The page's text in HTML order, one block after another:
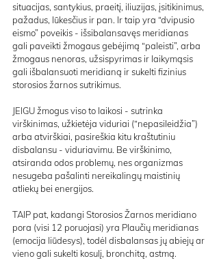
situacijas, santykius, praeitį, iliuzijas, įsitikinimus,
pažadus, lūkesčius ir pan. Ir taip yra “dvipusio
eismo” poveikis - išsibalansavęs meridianas
gali paveikti žmogaus gebėjimą “paleisti”, arba
žmogaus nenoras, užsispyrimas ir laikymąsis
gali išbalansuoti meridianą ir sukelti fizinius
storosios žarnos sutrikimus.
JEIGU žmogus viso to laikosi - sutrinka
virškinimas, užkietėja viduriai (“nepasileidžia”)
arba atvirškiai, pasireškia kitu kraštutiniu
disbalansu - viduriavimu. Be virškinimo,
atsiranda odos problemų, nes organizmas
nesugeba pašalinti nereikalingų maistinių
atliekų bei energijos.
TAIP pat, kadangi Storosios Žarnos meridiano
pora (visi 12 poruojasi) yra Plaučių meridianas
(emocija liūdesys), todėl disbalansas jų abiejų ar
vieno gali sukelti kosulį, bronchitą, astmą.